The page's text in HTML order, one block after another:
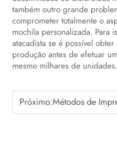
também outro grande
comprometer totalmente o
mochila personalizada. Para
atacadista se é possível
produção antes de efetuar
mesmo milhares de unidades.
Próximo:Métodos de Impressão para